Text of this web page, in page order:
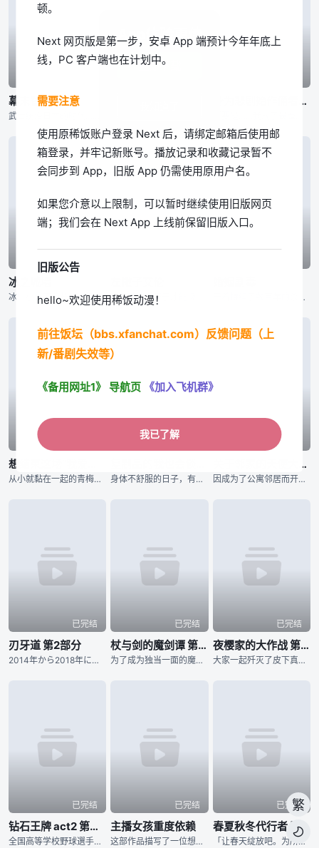
App体验更佳
立即下载
幕末替身传说 身为悲剧始作俑者的最强邪恶BOSS女王为民竭心尽力。 第二季
已完结
冰之城墙
冰川小雪不擅长与人接触，与他人之间竖起了一堵城墙。尽管在高中里不与人扯上关系独自度过，却和不知为何不停逼近的雨宫凑相遇了——？孤高的女子小雪，学校里的人气之人美姬，毫无距离感男子凑，有着悠哉温柔氛围的 干着持续了数百年的杀手行当“用毒人”的青年·下吕。对于干着暗中的工作，不擅长应对女性的他来说结婚并不是必须要做的东西。然而，为了不让“用毒人”的血脉断绝，老家通知他的妹妹要强制让她生下继承人。就在这时
从小就黏在一起的青梅竹马。即使他们注意到了自己的情感，但因太过熟悉而无法坦然面对对方。将两人紧紧连在一起的是从小开始玩的「我爱你」游戏。两人将爱情托付给了这个游戏，如果谁先让对方害羞，谁就获胜！？&n
已完结
身体不舒服的日子，有着麻烦的值日的日子，定期测试的日子……。她在嫌去学校麻烦的日子里，就会把我唤出。名为爱川素直的少女的分身，便利的替身，那就是我。不过尽管外貌完全相同，性格却有点区别就是了。无法自由
已完结
关于邻家的天使大人不知不觉把我惯成了废人这档子事 第二季
因成为了公寓邻居而开始交流的藤宫周与椎名真昼，在高中二年级的运动会结束后，终于正式交往。无论是亲手制作的料理还是浴衣约会，两人间充满了如新婚夫妻般的氛围，但那份怦然心动的感觉却依然让他们不知所措。随着
已完结
刃牙道 第2部分
2014年から2018年にわたり『週刊少年チャンピオン』にて、連載された板垣恵介による同名コミックが原作の『刃牙道』。 “地上最強の親子喧嘩”が幕を閉じてから、刃牙をはじめ、歴戦のファイターたちは耐
已完结
杖与剑的魔剑谭 第二季
为了成为独当一面的魔导士，少年威尔进入魔法学院学习。然而个性努力认真的他，即使想成为魔导士却有个致命性的弱点。那就是「他完全无法使用魔法」。同学跟老师都用冷漠的眼神看待他，尽管有的时候感到相当挫折，威
已完结
夜樱家的大作战 第二季
大家一起歼灭了皮下真率领的犯罪组织「蒲公英」，「夜樱前线」顺利成功，接着还一并举办了太阳与六美的婚宴，夜樱家迎来了安稳的日常生活…… 然而却冒出了新任务？ 某天，太阳在梦中与夜樱家初代当家夜樱蕾进
已完结
钻石王牌 act2 第二季
全国高等学校野球選手権東京大会に参加する各校の選手の闘志みなぎる表情から始まります。稲城実業高等学校、市大三高、薬師高校といったライバルたちが登場し、彼らに挑む青道高校は沢村栄純がエースナンバーを背負
已完结
主播女孩重度依赖
这部作品描写了一位想要成为最强的主播同时迫切想要得到他人认可的女孩，与辅佐她的「阿P」共同生活30天的多结局ADV。于2022年01月在Steam平台发售，至今为止已累积超过300万次下载数量，相关歌
已完结
春夏秋冬代行者 春之舞
「让春天绽放吧。为所有人带来春天。」 所谓的「四季代行者」，指的是凭藉四季诸神赐予的特殊力量，使季节在各地流转的现人神。 人们习以为常的四季更迭，正是仰赖他们不懈的努力才得以维系。 然而，自从春
繁

顿。
Next 网页版是第一步，安卓 App 端预计今年年底上
线，PC 客户端也在计划中。
需要注意
使用原稀饭账户登录 Next 后，请绑定邮箱后使用邮
箱登录，并牢记新账号。播放记录和收藏记录暂不
会同步到 App，旧版 App 仍需使用原用户名。
如果您介意以上限制，可以暂时继续使用旧版网页
端；我们会在 Next App 上线前保留旧版入口。
旧版公告
hello~欢迎使用稀饭动漫！
前往饭坛（bbs.xfanchat.com）反馈问题（上
新/番剧失效等）
《备用网址1》 导航页 《加入飞机群》
我已了解